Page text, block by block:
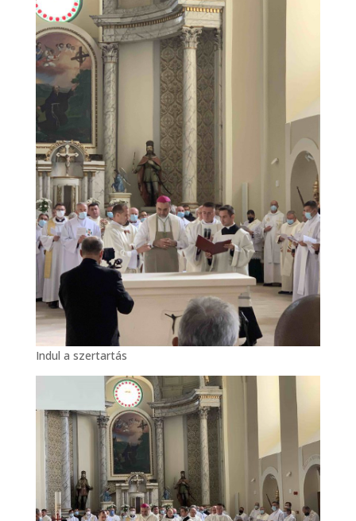
Indul a szertartás